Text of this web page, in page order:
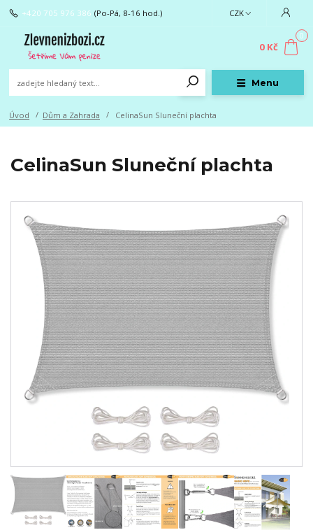
Menu
CZK
+420 705 976 386 (Po-Pá, 8-16 hod.)
0
0 Kč
Úvod Dům a Zahrada CelinaSun Sluneční plachta
CelinaSun Sluneční plachta